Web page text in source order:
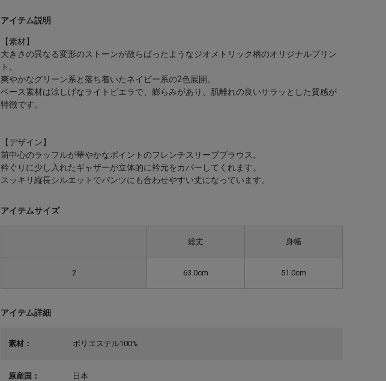
アイテム説明
【素材】
大きさの異なる変形のストーンが散らばったようなジオメトリック柄のオリジナルプリン
ト。
爽やかなグリーン系と落ち着いたネイビー系の2色展開。
ベース素材は涼しげなライトビエラで、膨らみがあり、肌離れの良いサラッとした質感が
特徴です。
【デザイン】
前中心のラッフルが華やかなポイントのフレンチスリーブブラウス。
衿ぐりに少し入れたギャザーが立体的に衿元をカバーしてくれます。
スッキリ縦長シルエットでパンツにも合わせやすい丈になっています。
アイテムサイズ
総丈 身幅
2 63.0cm 51.0cm
アイテム詳細
素材： ポリエステル100%
原産国： 日本